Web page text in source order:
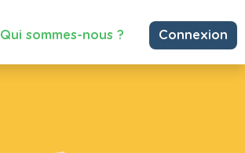
Qui sommes-nous ? Connexion